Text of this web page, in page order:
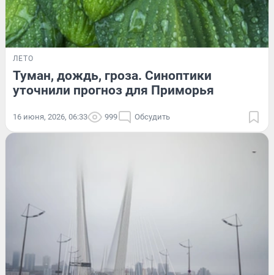
ЛЕТО
Туман, дождь, гроза. Синоптики
уточнили прогноз для Приморья
16 июня, 2026, 06:33 999 Обсудить